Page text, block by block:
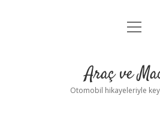
Anasayfa
Yasal Uyarı
menüyü
Araç ve
Otomobil hikayeleriyle